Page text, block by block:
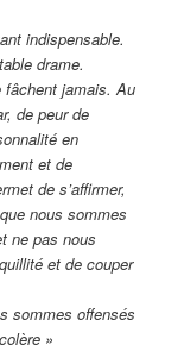
indispensable.
drame.
jamais. Au
de peur de
en
et de
de s’affirmer,
nous sommes
ne pas nous
et de couper
sommes offensés
»